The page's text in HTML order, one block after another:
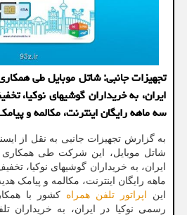
تجهیزات جانبی: شاتل موبایل طی
ایران، به خریداران گوشیهای نوکیا،
سه ماهه رایگان اینترنت، مکالمه و
به گزارش تجهیزات جانبی به نقل از
شاتل موبایل، این شرکت طی همکاری
ماهه رایگان اینترنت، مکالمه و پیامک
این اپراتور تلفن همراه کشور با
رسمی نوکیا در ایران، به خریداران